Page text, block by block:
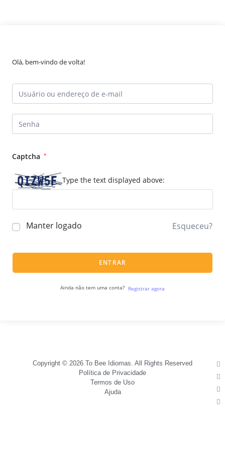
Olá, bem-vindo de volta!
Captcha *
Type the text displayed above:
Manter logado Esqueceu?
ENTRAR
Ainda não tem uma conta? Registrar agora
Copyright © 2026 To Bee Idiomas. All Rights Reserved
Política de Privacidade
Termos de Uso
Ajuda